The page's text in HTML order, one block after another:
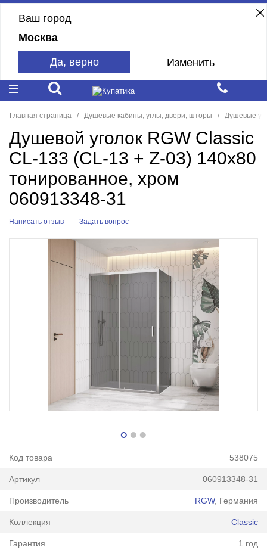
Ваш город
Москва
Да, верно Изменить
Главная страница Душевые кабины, углы, двери, шторы Душевые
Душевой уголок RGW Classic
CL-133 (CL-13 + Z-03) 140x80
тонированное, хром
060913348-31
Написать отзыв Задать вопрос
Код товара 538075
Артикул 060913348-31
Производитель RGW, Германия
Коллекция Classic
Гарантия 1 год